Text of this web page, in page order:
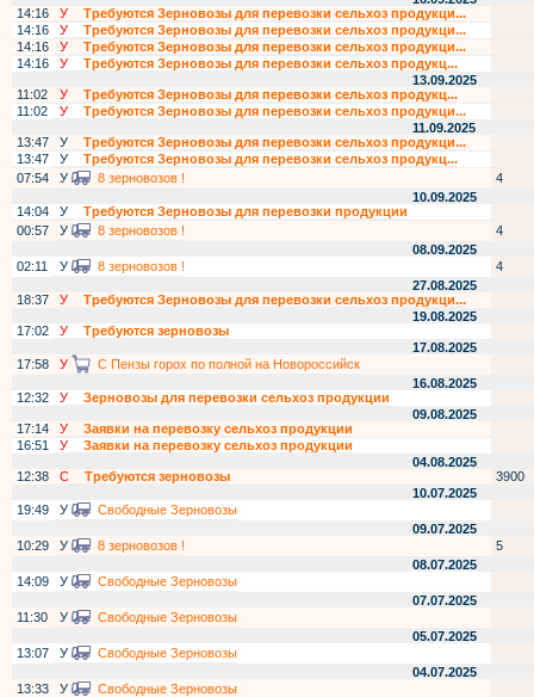
14:16
У
Требуются Зерновозы для перевозки сельхоз продукци...
14:16
У
Требуются Зерновозы для перевозки сельхоз продукци...
14:16
У
Требуются Зерновозы для перевозки сельхоз продукци...
14:16
У
Требуются Зерновозы для перевозки сельхоз продукц...
13.09.2025
11:02
У
Требуются Зерновозы для перевозки сельхоз продукц...
11:02
У
Требуются Зерновозы для перевозки сельхоз продукци...
11.09.2025
13:47
У
Требуются Зерновозы для перевозки сельхоз продукци...
13:47
У
Требуются Зерновозы для перевозки сельхоз продукц...
07:54
У 8 зерновозов !
4
10.09.2025
14:04
У
Требуются Зерновозы для перевозки продукции
00:57
У 8 зерновозов !
4
08.09.2025
02:11
У 8 зерновозов !
4
27.08.2025
18:37
У
Требуются Зерновозы для перевозки сельхоз продукци...
19.08.2025
17:02
У
Требуются зерновозы
17.08.2025
17:58
У
С Пензы горох по полной на Новороссийск
16.08.2025
12:32
У
Зерновозы для перевозки сельхоз продукции
09.08.2025
17:14
У
Заявки на перевозку сельхоз продукции
16:51
У
Заявки на перевозку сельхоз продукции
04.08.2025
12:38
С Требуются зерновозы
3900
10.07.2025
19:49
У
Свободные Зерновозы
09.07.2025
10:29
У 8 зерновозов !
5
08.07.2025
14:09
У
Свободные Зерновозы
07.07.2025
11:30
У
Свободные Зерновозы
05.07.2025
13:07
У
Свободные Зерновозы
04.07.2025
13:33
У
Свободные Зерновозы